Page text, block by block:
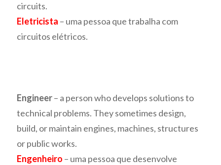
circuits.
Eletricista – uma pessoa que trabalha com
circuitos elétricos.
Engineer– a person who develops solutions to
technical problems. They sometimes design,
build, or maintain engines, machines, structures
or public works.
Engenheiro – uma pessoa que desenvolve